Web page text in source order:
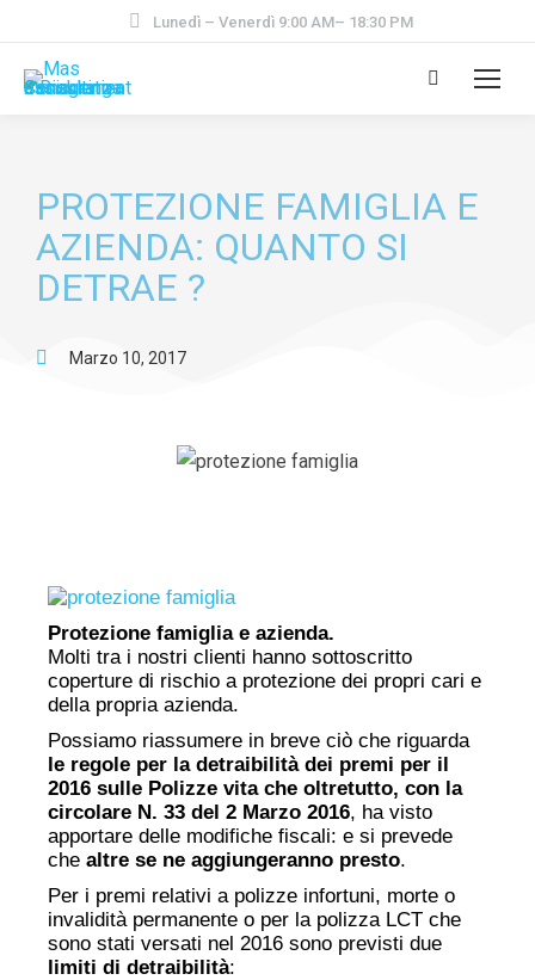
Lunedì – Venerdì 9:00 AM– 18:30 PM
PROTEZIONE FAMIGLIA E
AZIENDA: QUANTO SI
DETRAE ?
Marzo 10, 2017
Protezione famiglia e azienda.
Molti tra i nostri clienti hanno sottoscritto
coperture di rischio a protezione dei propri cari e
della propria azienda.
Possiamo riassumere in breve ciò che riguarda
le regole per la detraibilità dei premi per il
2016 sulle Polizze vita che oltretutto, con la
circolare N. 33 del 2 Marzo 2016, ha visto
apportare delle modifiche fiscali: e si prevede
che altre se ne aggiungeranno presto.
Per i premi relativi a polizze infortuni, morte o
invalidità permanente o per la polizza LCT che
sono stati versati nel 2016 sono previsti due
limiti di detraibilità: